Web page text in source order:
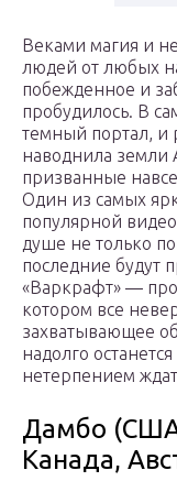
Веками магия и
людей от любых
побежденное и
пробудилось. В
темный портал, и
наводнила земли
призванные
Один из самых
популярной
душе не только
последние будут
«Варкрафт» —
котором все
захватывающее
надолго
нетерпением
Дамбо
Канада,